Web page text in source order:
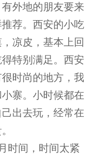
外地的朋友要来
荐。西安的小吃
凉皮，基本上回
特别满足。西安
时尚的地方，我
寨。小时候都在
出去玩，经常在
间，时间太紧